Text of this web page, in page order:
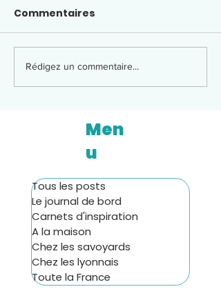
Commentaires
Rédigez un commentaire...
Men
u
Tous les posts
Le journal de bord
Carnets d'inspiration
A la maison
Chez les savoyards
Chez les lyonnais
Toute la France